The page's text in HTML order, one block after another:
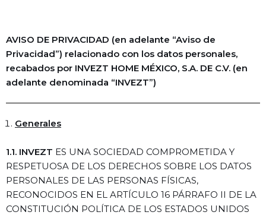
AVISO DE PRIVACIDAD (en adelante “Aviso de
Privacidad”) relacionado con los datos personales,
recabados por INVEZT HOME MÉXICO, S.A. DE C.V. (en
adelante denominada “INVEZT”)
Generales
1.1. INVEZT ES UNA SOCIEDAD COMPROMETIDA Y
RESPETUOSA DE LOS DERECHOS SOBRE LOS DATOS
PERSONALES DE LAS PERSONAS FÍSICAS,
RECONOCIDOS EN EL ARTÍCULO 16 PÁRRAFO II DE LA
CONSTITUCIÓN POLÍTICA DE LOS ESTADOS UNIDOS